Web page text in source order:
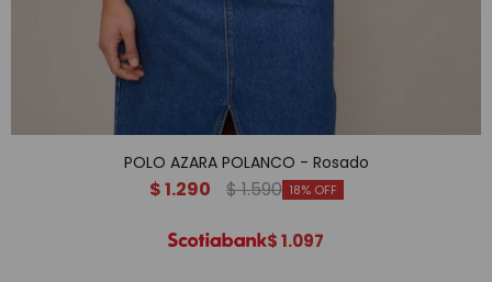
POLO AZARA POLANCO - Rosado
$1.290 $1.590 18
$1.097